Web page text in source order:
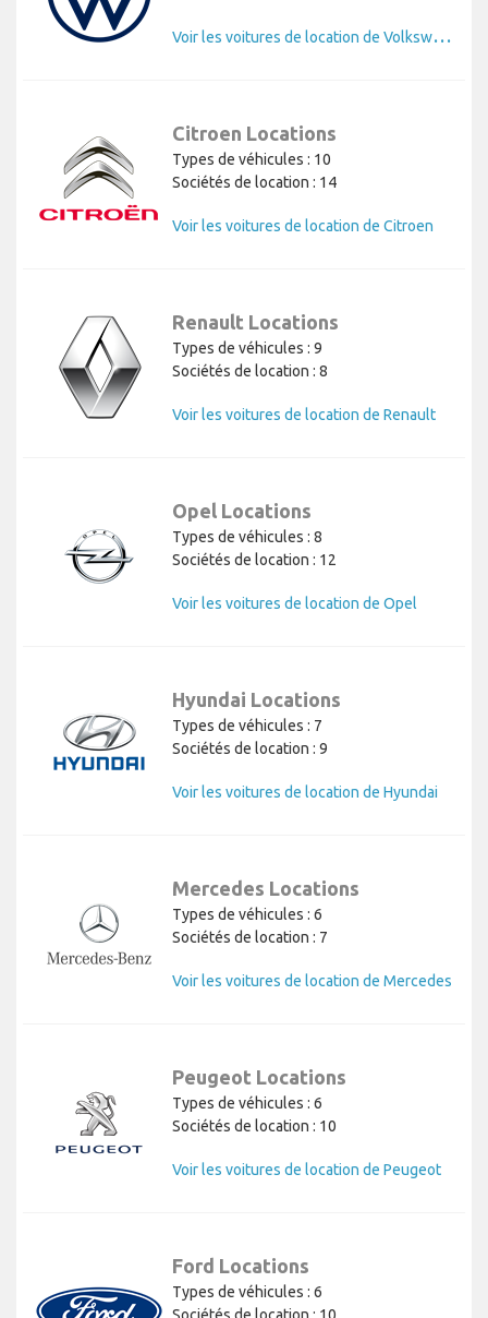
V
oir les voitures de location de Volkswagen
Citroen Locations
Types de véhicules : 10
Sociétés de location : 14
Voir les voitures de location de Citroen
Renault Locations
Types de véhicules : 9
Sociétés de location : 8
Voir les voitures de location de Renault
Opel Locations
Types de véhicules : 8
Sociétés de location : 12
Voir les voitures de location de Opel
Hyundai Locations
Types de véhicules : 7
Sociétés de location : 9
Voir les voitures de location de Hyundai
Mercedes Locations
Types de véhicules : 6
Sociétés de location : 7
Voir les voitures de location de Mercedes
Peugeot Locations
Types de véhicules : 6
Sociétés de location : 10
Voir les voitures de location de Peugeot
Ford Locations
Types de véhicules : 6
Sociétés de location : 10